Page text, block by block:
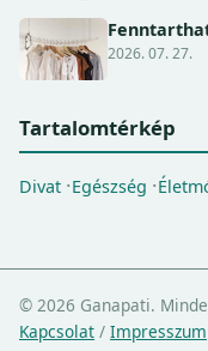
2026. 07. 27.
Tartalomtérkép
Divat Egészség
© 2026 Ganapati.
Kapcsolat / Impresszum